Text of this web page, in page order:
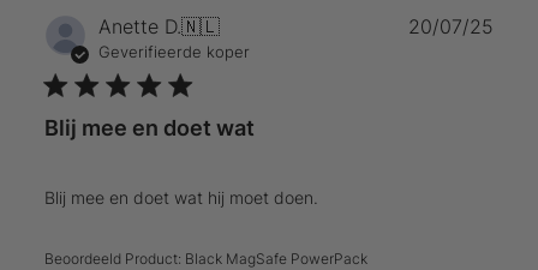
Anette D.🇳🇱
Geverifieerde koper
Blij mee en doet wat
Blij mee en doet wat hij moet doen.
Beoordeeld Product: Black MagSafe PowerPack
20/07/25